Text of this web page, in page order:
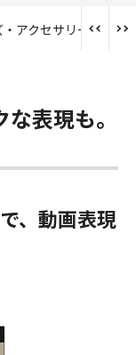
・アクセサリー 各
表現も。
、動画表現